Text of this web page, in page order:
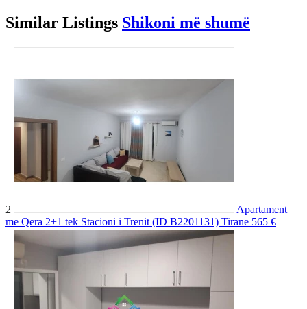
Similar Listings Shikoni më shumë
2
Apartament
me Qera 2+1 tek Stacioni i Trenit (ID B2201131) Tirane 565 €